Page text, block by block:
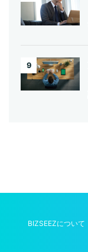
9
BIZSEEZについて